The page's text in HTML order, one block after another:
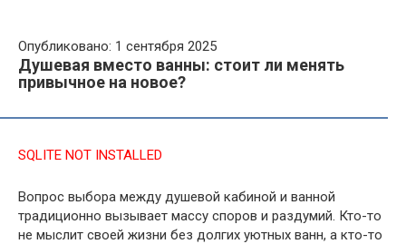
Опубликовано: 1 сентября 2025
Душевая вместо ванны: стоит ли менять
привычное на новое?
SQLITE NOT INSTALLED
Вопрос выбора между душевой кабиной и ванной
традиционно вызывает массу споров и раздумий. Кто-то
не мыслит своей жизни без долгих уютных ванн, а кто-то